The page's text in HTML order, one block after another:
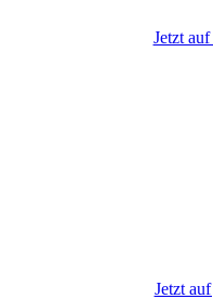
Jetzt
Jetzt